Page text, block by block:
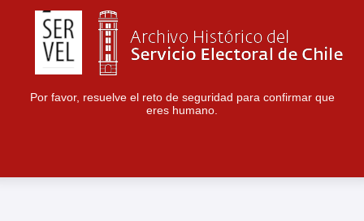
Por favor, resuelve el reto de seguridad para confirmar que
eres humano.